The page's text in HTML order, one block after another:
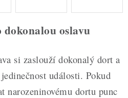
Moje objednávka
oslavu
si zaslouží dokonalý dort a
události. Pokud
narozeninovému dortu punc